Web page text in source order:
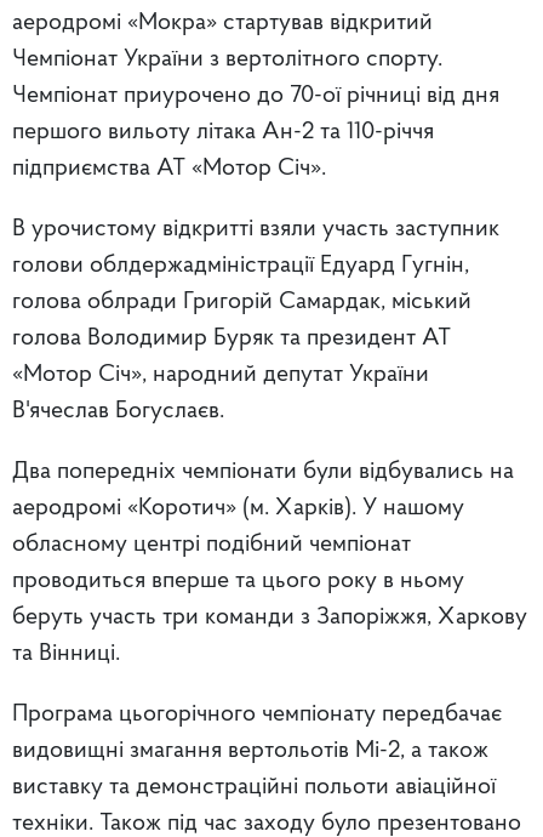
аеродромі «Мокра» стартував відкритий
Чемпіонат України з вертолітного спорту.
Чемпіонат приурочено до 70-ої річниці від дня
першого вильоту літака Ан-2 та 110-річчя
підприємства АТ «Мотор Січ».
В урочистому відкритті взяли участь заступник
голови облдержадміністрації Едуард Гугнін,
голова облради Григорій Самардак, міський
голова Володимир Буряк та президент АТ
«Мотор Січ», народний депутат України
В'ячеслав Богуслаєв.
Два попередніх чемпіонати були відбувались на
аеродромі «Коротич» (м. Харків). У нашому
обласному центрі подібний чемпіонат
проводиться вперше та цього року в ньому
беруть участь три команди з Запоріжжя, Харкову
та Вінниці.
Програма цьогорічного чемпіонату передбачає
видовищні змагання вертольотів Мі-2, а також
виставку та демонстраційні польоти авіаційної
техніки. Також під час заходу було презентовано